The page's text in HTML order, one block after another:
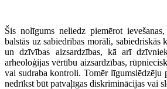
Šis nolīgums neliedz piemērot
balstās uz sabiedrības morāli,
un dzīvības aizsardzības, kā arī
arheoloģijas vērtību aizsardzības,
vai sudraba kontroli. Tomēr līgumslēdzēju
nedrīkst būt patvaļīgas diskriminācijas vai